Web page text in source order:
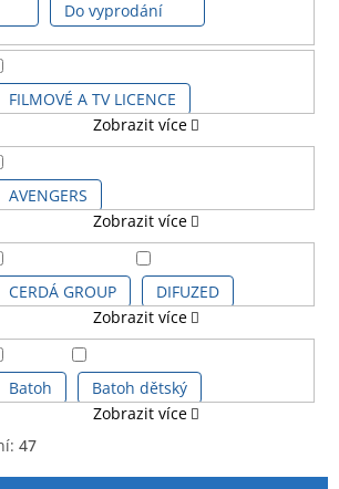
Do vyprodání
FILMOVÉ A TV LICENCE
KOMIKSOVÉ A ANIME LICENCE
Zobrazit více
AVENGERS
AVENGERS CLASSIC COMICS
AVENGERS KIDS
AVENGERS SÉRIE
CAPTAIN AMERICA
Zobrazit více
CERDÁ GROUP DIFUZED
KARACTERMANIA
LOGOSHIRT
Zobrazit více
Batoh Batoh dětský
Batoh školní
Zobrazit více
47